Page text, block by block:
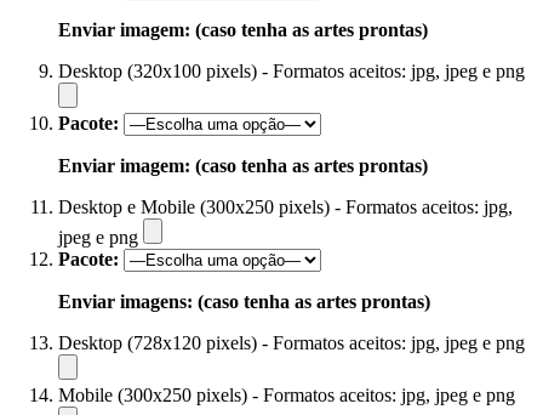
Enviar imagem: (caso tenha as artes prontas)
Desktop (320x100 pixels) - Formatos aceitos: jpg, jpeg e png
Pacote:
Enviar imagem: (caso tenha as artes prontas)
Desktop e Mobile (300x250 pixels) - Formatos aceitos: jpg,
jpeg e png
Pacote:
Enviar imagens: (caso tenha as artes prontas)
Desktop (728x120 pixels) - Formatos aceitos: jpg, jpeg e png
Mobile (300x250 pixels) - Formatos aceitos: jpg, jpeg e png